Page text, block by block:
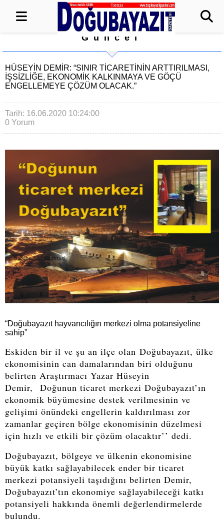
Güncel
HÜSEYIN DEMİR: “SINIR TICARETININ ARTTIRILMASI,
İŞSIZLIĞE, EKONOMIK KALKINMAYA VE GÖÇÜ
ENGELLEMEYE ÇÖZÜM OLACAK.”
Tarih: 16.06.2020 10:24:00
0 Yorum
“Doğubayazıt hayvancılığın merkezi olma potansiyeline
sahip”
Eskiden bir il ve şu an ilçe olan Doğubayazıt, ülke
ekonomisinin can damalarından biri olduğunu
belirten Araştırmacı Yazar Hüseyin
Demir, Doğunun ticaret merkezi Doğubayazıt’ın
ekonomik büyümesine destek verilmesinin ve
gelişimi önündeki engellerin kaldırılması zor
zamanlar geçiren bölge ekonomisinin düzelmesi
için hızlı ve etkili bir çözüm olacaktır’’ dedi.
Doğubayazıt, bölgeye ve ülkenin ekonomisine
büyük katkı sağlayabilecek ender bir ticaret
merkezi potansiyeli taşıdığını belirten Demir,
Doğubayazıt’tın ekonomiye sağlayabileceği katkı
potansiyeli hakkında önemli değerlendirmelerde
bulundu.